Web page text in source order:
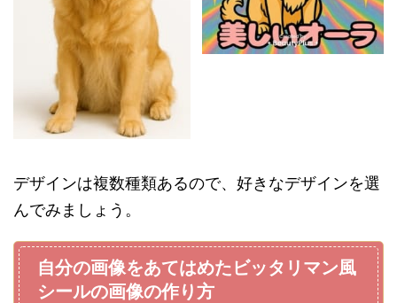
デザインは複数種類あるので、好きなデザインを選
んでみましょう。
自分の画像をあてはめたビッタリマン風
シールの画像の作り方